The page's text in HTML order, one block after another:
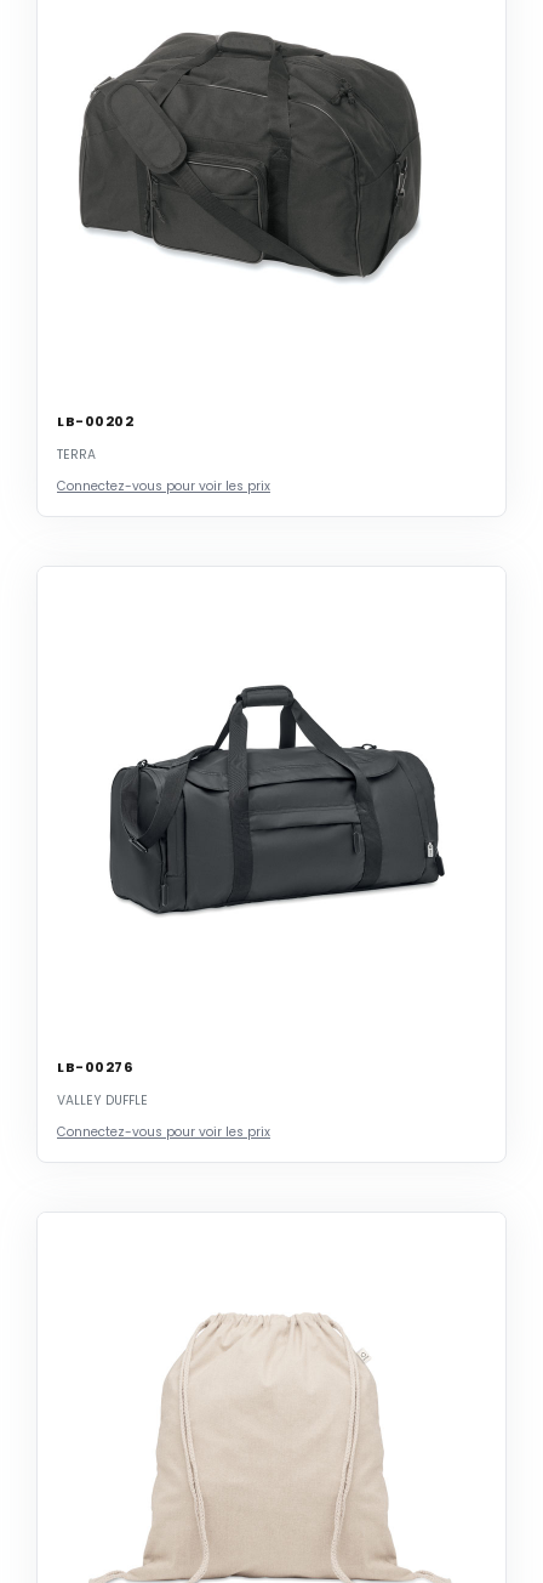
LB-00202
TERRA
Connectez-vous pour voir les prix
LB-00276
VALLEY DUFFLE
Connectez-vous pour voir les prix